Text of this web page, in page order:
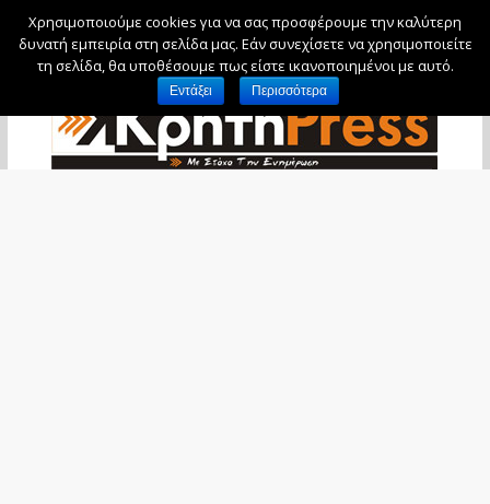
Παρασκευή, 7 Αυγούστου, 2026
Χρησιμοποιούμε cookies για να σας προσφέρουμε την καλύτερη
δυνατή εμπειρία στη σελίδα μας. Εάν συνεχίσετε να χρησιμοποιείτε
τη σελίδα, θα υποθέσουμε πως είστε ικανοποιημένοι με αυτό.
Εντάξει Περισσότερα